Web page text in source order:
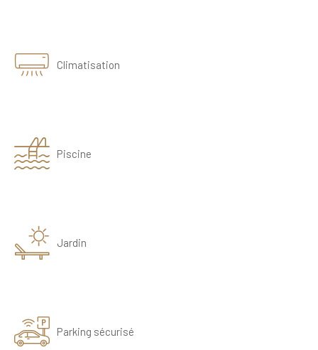
Climatisation
Piscine
Jardin
Parking sécurisé